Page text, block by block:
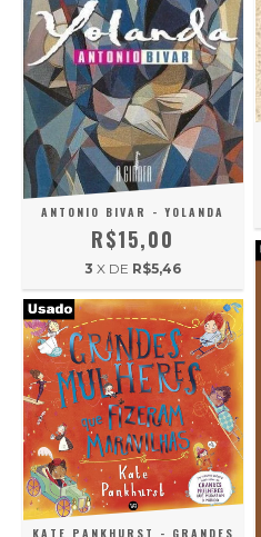
ANTONIO BIVAR - YOLANDA
R$15,00
3 X DE R$5,46
KATE PANKHURST - GRANDES